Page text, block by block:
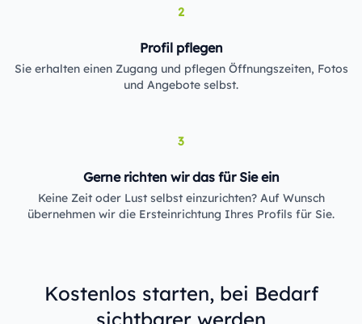
2
Profil pflegen
Sie erhalten einen Zugang und pflegen Öffnungszeiten, Fotos
und Angebote selbst.
3
Gerne richten wir das für Sie ein
Keine Zeit oder Lust selbst einzurichten? Auf Wunsch
übernehmen wir die Ersteinrichtung Ihres Profils für Sie.
Kostenlos starten, bei Bedarf
sichtbarer werden